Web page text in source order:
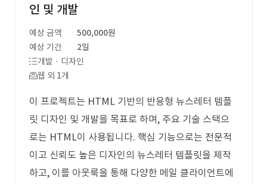
인 및 개발
예상 금액
500,000원
예상 기간
2일
개발 · 디자인
웹 외 1개
이 프로젝트는 HTML 기반의 반응형 뉴스레터 템플
릿 디자인 및 개발을 목표로 하며, 주요 기술 스택으
로는 HTML이 사용됩니다. 핵심 기능으로는 전문적
이고 신뢰도 높은 디자인의 뉴스레터 템플릿을 제작
하고, 이를 아웃룩을 통해 다양한 메일 클라이언트에